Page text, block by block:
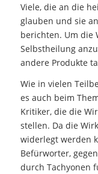
Viele, die an die
glauben und sie
berichten. Um die
Selbstheilung
andere Produkte
Wie in vielen
es auch beim
Kritiker, die die
stellen. Da die
widerlegt werden
Befürworter,
durch Tachyonen